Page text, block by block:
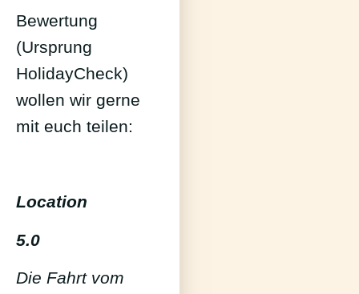
Bewertung
(Ursprung
HolidayCheck)
wollen wir gerne
mit euch teilen:
Location
5.0
Die Fahrt vom